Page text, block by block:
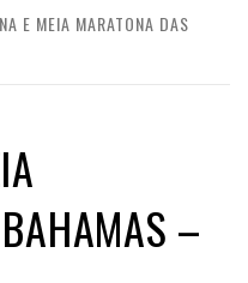
E MEIA MARATONA DAS
–